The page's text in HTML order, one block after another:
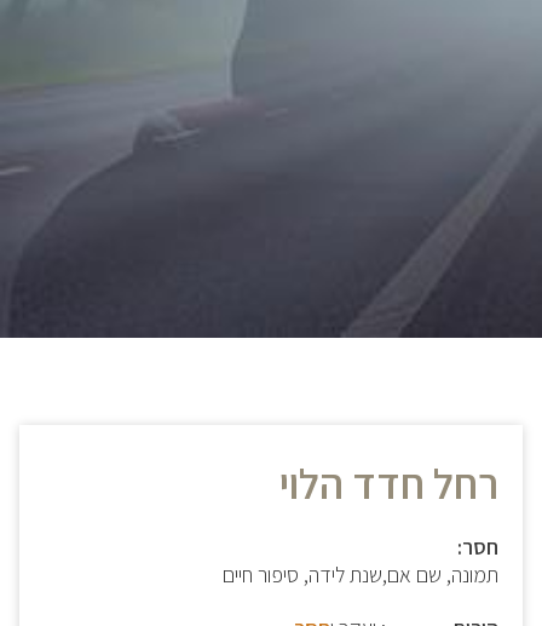
רחל חדד הלוי
חסר:
תמונה, שם אם,שנת לידה, סיפור חיים